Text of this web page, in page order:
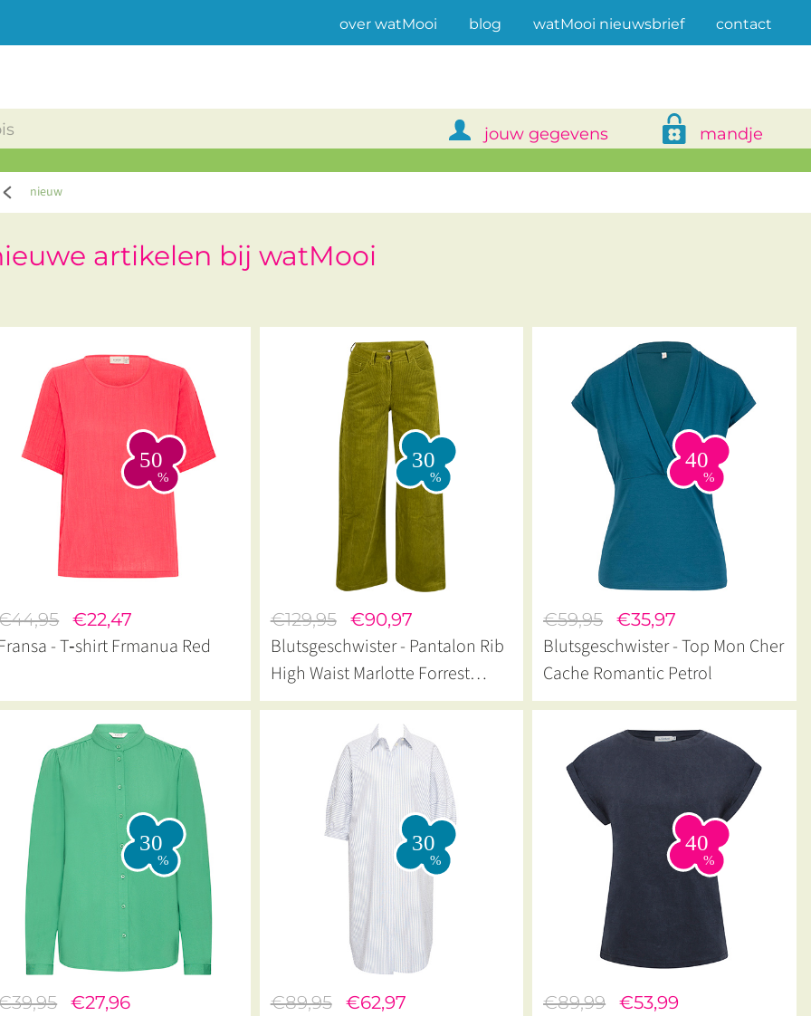
over watMooi(current)
blog watMooi nieuwsbrief contact
jouw gegevens mandje
nieuw
artikelen bij watMooi
€22,47
- T‑shirt Frmanua Red
€129,95 €90,97
Blutsgeschwister - Pantalon Rib
High Waist Marlotte Forrest
Khaki
€59,95 €35,97
Blutsgeschwister - Top Mon Cher
Cache Romantic Petrol
€27,96 €89,95 €62,97 €89,99 €53,99